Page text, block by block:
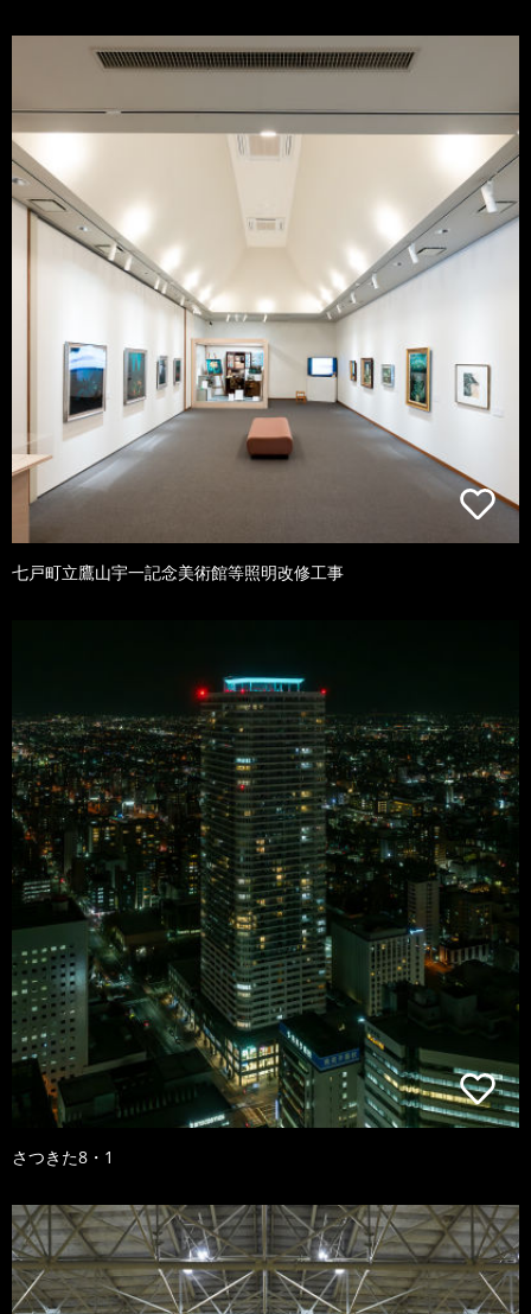
七戸町立鷹山宇一記念美術館等照明改修工事
さつきた8・1